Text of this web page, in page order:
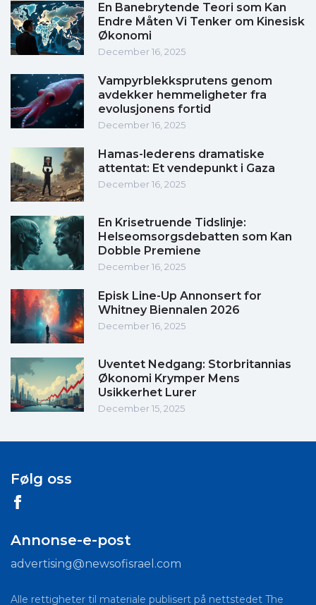
En Banebrytende Teori som Kan
Endre Måten Vi Tenker om Kinesisk
Økonomi
December 16, 2025
Vampyrblekksprutens genom
avdekker hemmeligheter fra
evolusjonens fortid
December 16, 2025
Hamas-lederens dramatiske
attentat: Et vendepunkt i Gaza
December 16, 2025
En Krisetruende Tidslinje:
Helseomsorgsdebatten som Kan
Dobble Premiene
December 16, 2025
Episk Line-Up Annonsert for
Whitney Biennalen 2026
December 16, 2025
Uventet Nedgang: Storbritannias
Økonomi Krymper Mens
Usikkerhet Lurer
December 15, 2025
Følg oss
Annonse-e-post
advertising@newsofisrael.com
Alle rettigheter til materiale publisert på nettstedet The